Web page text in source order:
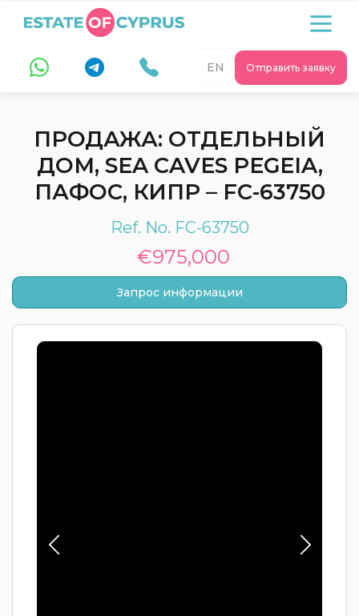
Отправить заявку
EN
ПРОДАЖА: ОТДЕЛЬНЫЙ
ДОМ, SEA CAVES PEGEIA,
ПАФОС, КИПР – FC-63750
Ref. No. FC-63750
€975,000
Запрос информации